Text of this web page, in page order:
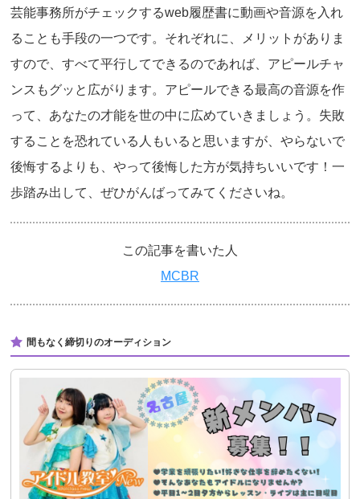
芸能事務所がチェックするweb履歴書に動画や音源を入れ
ることも手段の一つです。それぞれに、メリットがありま
すので、すべて平行してできるのであれば、アピールチャ
ンスもグッと広がります。アピールできる最高の音源を作
って、あなたの才能を世の中に広めていきましょう。失敗
することを恐れている人もいると思いますが、やらないで
後悔するよりも、やって後悔した方が気持ちいいです！一
歩踏み出して、ぜひがんばってみてくださいね。
この記事を書いた人
MCBR
間もなく締切りのオーディション